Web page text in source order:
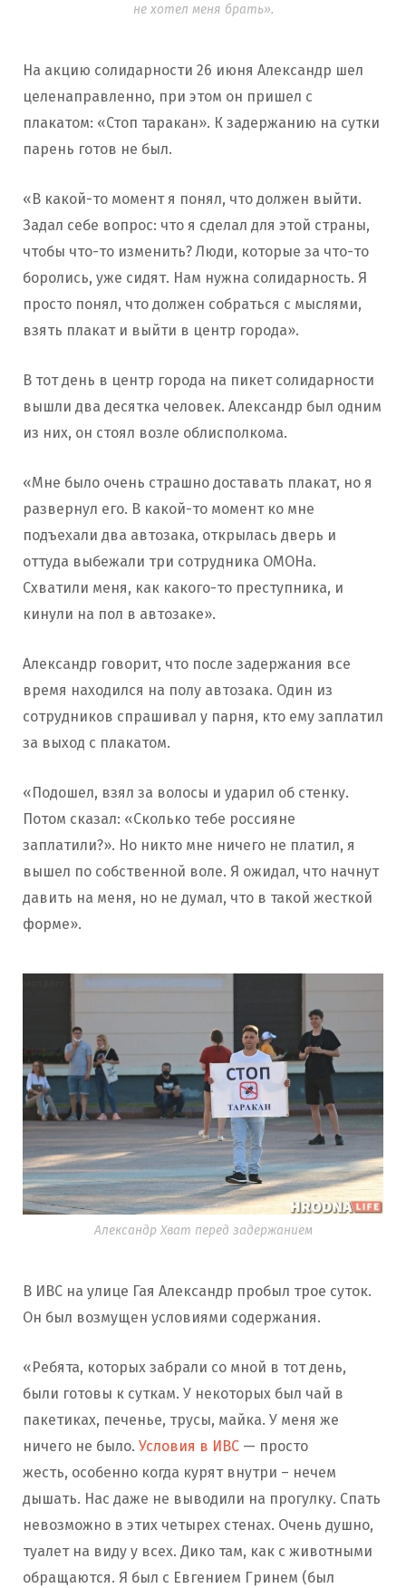
не хотел меня брать».
На акцию солидарности 26 июня Александр шел
целенаправленно, при этом он пришел с
плакатом: «Стоп таракан». К задержанию на сутки
парень готов не был.
«В какой-то момент я понял, что должен выйти.
Задал себе вопрос: что я сделал для этой страны,
чтобы что-то изменить? Люди, которые за что-то
боролись, уже сидят. Нам нужна солидарность. Я
просто понял, что должен собраться с мыслями,
взять плакат и выйти в центр города».
В тот день в центр города на пикет солидарности
вышли два десятка человек. Александр был одним
из них, он стоял возле облисполкома.
«Мне было очень страшно доставать плакат, но я
развернул его. В какой-то момент ко мне
подъехали два автозака, открылась дверь и
оттуда выбежали три сотрудника ОМОНа.
Схватили меня, как какого-то преступника, и
кинули на пол в автозаке».
Александр говорит, что после задержания все
время находился на полу автозака. Один из
сотрудников спрашивал у парня, кто ему заплатил
за выход с плакатом.
«Подошел, взял за волосы и ударил об стенку.
Потом сказал: «Сколько тебе россияне
заплатили?». Но никто мне ничего не платил, я
вышел по собственной воле. Я ожидал, что начнут
давить на меня, но не думал, что в такой жесткой
форме».
Александр Хват перед задержанием
В ИВС на улице Гая Александр пробыл трое суток.
Он был возмущен условиями содержания.
«Ребята, которых забрали со мной в тот день,
были готовы к суткам. У некоторых был чай в
пакетиках, печенье, трусы, майка. У меня же
ничего не было. Условия в ИВС — просто
жесть, особенно когда курят внутри – нечем
дышать. Нас даже не выводили на прогулку. Спать
невозможно в этих четырех стенах. Очень душно,
туалет на виду у всех. Дико там, как с животными
обращаются. Я был с Евгением Гринем (был